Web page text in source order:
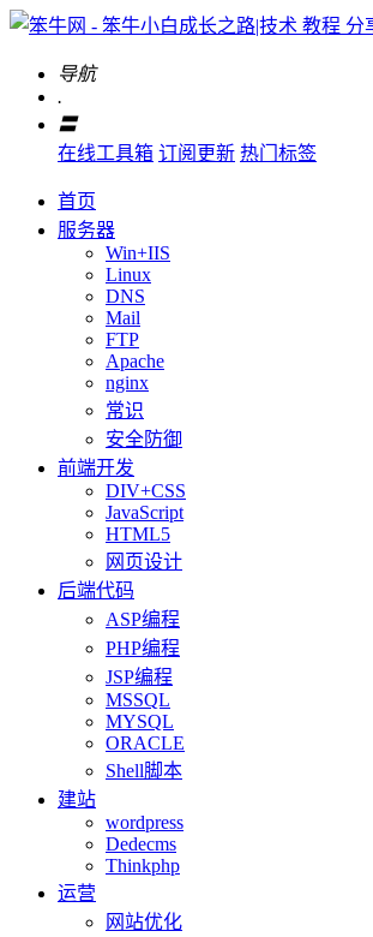
导航
.
〓
在线工具箱 订阅更新 热门标签
首页
服务器
Win+IIS
Linux
DNS
Mail
FTP
Apache
nginx
常识
安全防御
前端开发
DIV+CSS
JavaScript
HTML5
网页设计
后端代码
ASP编程
PHP编程
JSP编程
MSSQL
MYSQL
ORACLE
Shell脚本
建站
wordpress
Dedecms
Thinkphp
运营
网站优化